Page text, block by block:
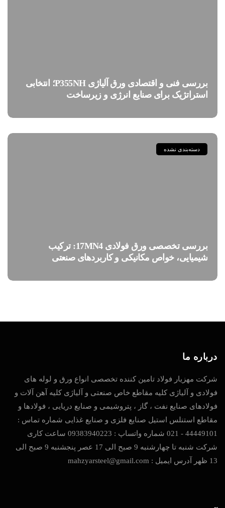
بررسی فنی و اقتصادی ورق آلیاژی P355NH؛ انتخابی
استراتژیک برای صنایع انرژی و زیرساخت
دسته‌بندی نشده
بررسی تخصصی ورق فولادی 17MN4: ترکیب
شیمیایی، خواص مکانیکی و کاربردهای صنعتی
درباره ما
شرکت مهزیار فولاد تامین کننده تخصصی انواع ورق و لوله های
فولادی و آلیاژی کلیه مقاطع خاص صنعتی و آلیاژی کلیه آهن آلات و
فولادهای صنایع نفت ، گاز ، پتروشیمی و صنایع دریایی ، فولادها و
مقاطع استنلس استیل صنایع فلزی و صنایع غذایی شماره تماس :
44449101 - 021 شماره واتساپ : 09383940223 ساعت کاری
شرکت شنبه تا چهارشنبه 9 صبح الی 17 عصر پنجشنبه 9 صبح الی
13 ظهر آدرس ایمیل : mahzyarsteel@gmail.com